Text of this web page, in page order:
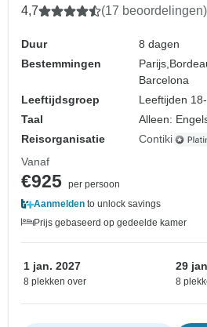
4,7 (17 beoordelingen)
Duur
8 dagen
Bestemmingen
Parijs,
Barcelona
Leeftijdsgroep
Leeftijden
Taal
Alleen:
Reisorganisatie
Contiki
Vanaf
€925 per persoon
Aanmelden to unlock savings
Prijs gebaseerd op gedeelde kamer
1 jan. 2027
8 plekken over
29
8